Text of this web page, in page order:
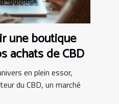
une boutique
achats de CBD
en plein essor,
du CBD, un marché